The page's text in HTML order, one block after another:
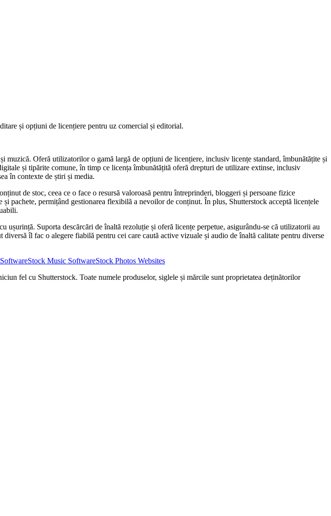
și opțiuni de licențiere pentru uz comercial și editorial.
Oferă utilizatorilor o gamă largă de opțiuni de licențiere, inclusiv licențe standard, îmbunătățite și
și tipărite comune, în timp ce licența îmbunătățită oferă drepturi de utilizare extinse, inclusiv
în contexte de știri și media.
de stoc, ceea ce o face o resursă valoroasă pentru întreprinderi, bloggeri și persoane fizice
pachete, permițând gestionarea flexibilă a nevoilor de conținut. În plus, Shutterstock acceptă licențele
Suporta descărcări de înaltă rezoluție și oferă licențe perpetue, asigurându-se că utilizatorii au
îl fac o alegere fiabilă pentru cei care caută active vizuale și audio de înaltă calitate pentru diverse
Stock Music SoftwareStock Photos Websites
fel cu Shutterstock. Toate numele produselor, siglele și mărcile sunt proprietatea deținătorilor